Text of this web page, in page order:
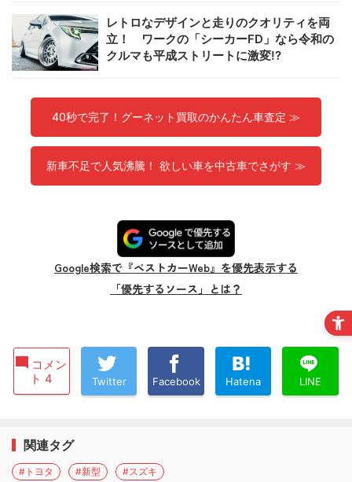
レトロなデザインと走りのクオリティを両
立！ ワークの「シーカーFD」なら令和の
クルマも平成ストリートに激変!?
40秒で完了！グーネット買取のかんたん車査定 ≫
新車不足で人気沸騰！ 欲しい車を中古車でさがす ≫
Google検索で『ベストカーWeb』を優先表示する
「優先するソース」とは？
コメン
ト 4
Twitter Facebook Hatena LINE
関連タグ
#トヨタ #新型 #スズキ